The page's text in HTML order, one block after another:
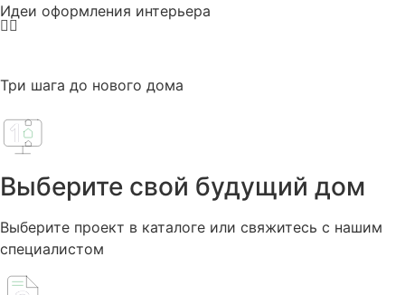
Идеи оформления интерьера
Три шага до нового дома
Выберите свой будущий дом
Выберите проект в каталоге или свяжитесь с нашим
специалистом